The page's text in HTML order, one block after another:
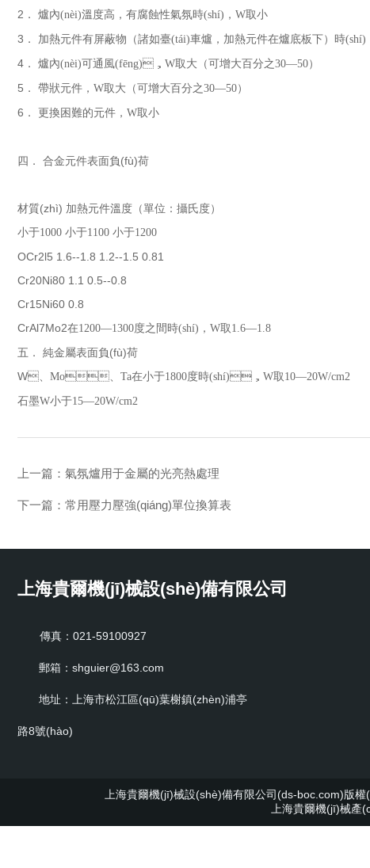
2 ． 爐內(nèi)溫度高，有腐蝕性氣氛時(shí)， W取小
3 ． 加熱元件有屏蔽物（諸如臺(tái)車爐，加熱元件在爐底板下）時(shí)
4 ． 爐內(nèi)可通風(fēng)， W取大（可增大百分之30—50）
5 ． 帶狀元件， W取大（可增大百分之30—50）
6 ． 更換困難的元件， W取小
四． 合金元件表面負(fù)荷
材質(zhì) 加熱元件溫度（單位：攝氏度）
小于1000 小于1100 小于1200
OCr2l5 1.6--1.8 1.2--1.5 0.81
Cr20Ni80 1.1 0.5--0.8
Cr15Ni60 0.8
CrAl7Mo2在1200—1300度之間時(shí)， W取 1.6—1.8
五． 純金屬表面負(fù)荷
W、 Mo、 Ta在小于1800度時(shí)， W取 10—20W/cm2
石墨W小于15—20W/cm2
上一篇： 氣氛爐用于金屬的光亮熱處理
下一篇： 常用壓力壓強(qiáng)單位換算表
上海貴爾機(jī)械設(shè)備有限公司
傳真：021-59100927
郵箱：shguier@163.com
地址：上海市松江區(qū)葉榭鎮(zhèn)浦亭
路8號(hào)
上海貴爾機(jī)械設(shè)備有限公司(ds-boc.com)版
上海貴爾機(jī)械產